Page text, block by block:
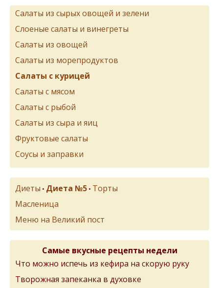
Салаты из сырых овощей и зелени
Слоеные салаты и винегреты
Салаты из овощей
Салаты из морепродуктов
Салаты с курицей
Салаты с мясом
Салаты с рыбой
Салаты из сыра и яиц
Фруктовые салаты
Соусы и заправки
Диеты • Диета №5 • Торты
Масленица
Меню на Великий пост
Самые вкусные рецепты недели
Что можно испечь из кефира на скорую руку
Творожная запеканка в духовке